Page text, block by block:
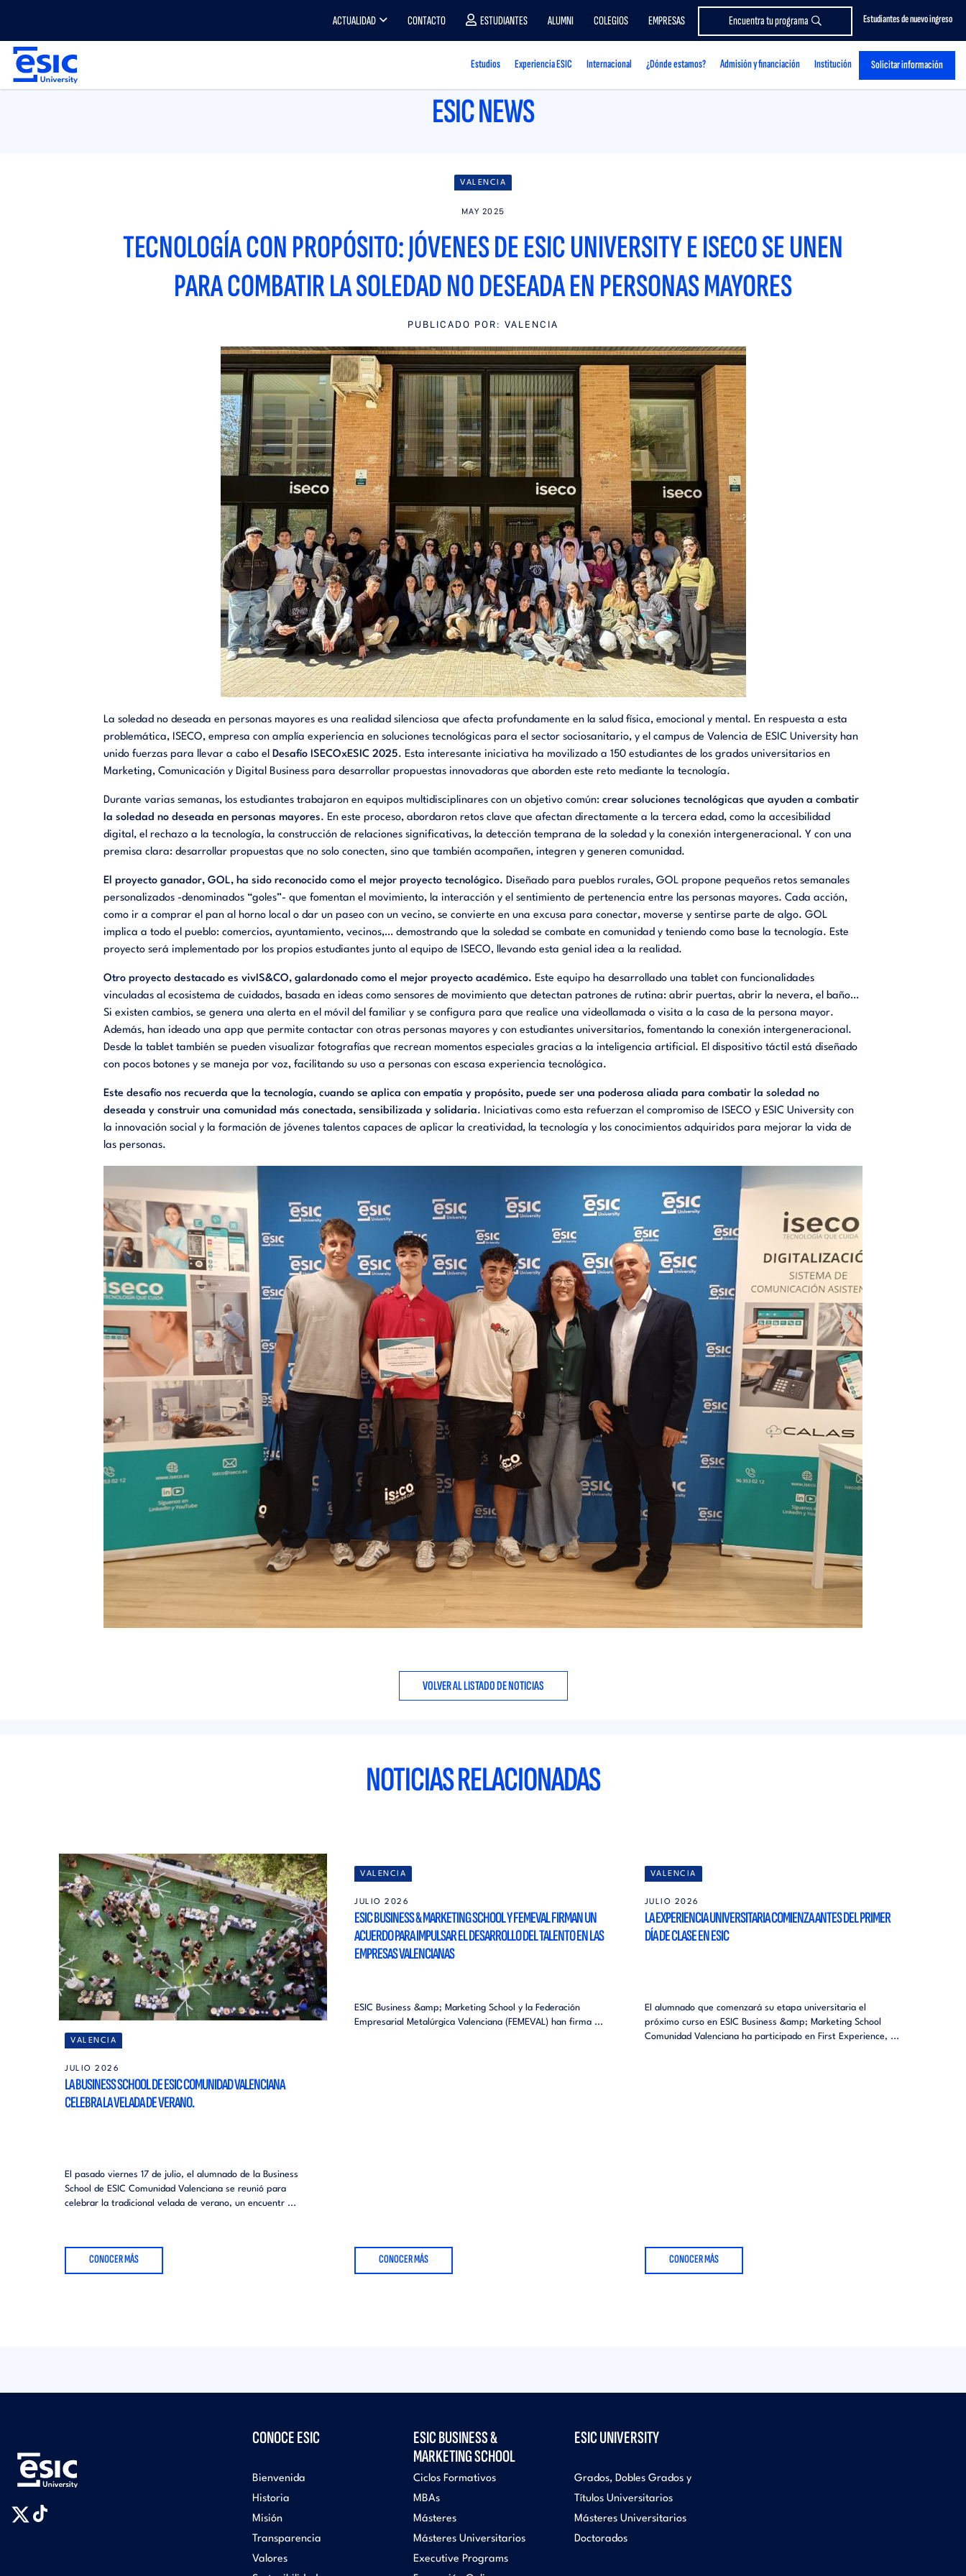
principal
Estudiantes de nuevo ingreso
ACTUALIDAD CONTACTO ESTUDIANTES ALUMNI COLEGIOS EMPRESAS Encuentra tu programa
Estudios Experiencia ESIC Internacional ¿Dónde estamos? Admisión y financiación Institución Solicitar información
ESIC NEWS
VALENCIA
MAY 2025
TECNOLOGÍA CON PROPÓSITO: JÓVENES DE ESIC UNIVERSITY E ISECO SE UNEN
PARA COMBATIR LA SOLEDAD NO DESEADA EN PERSONAS MAYORES
PUBLICADO POR: VALENCIA
La soledad no deseada en personas mayores es una realidad silenciosa que afecta profundamente en la salud física, emocional y mental. En respuesta a esta
problemática, ISECO, empresa con amplía experiencia en soluciones tecnológicas para el sector sociosanitario, y el campus de Valencia de ESIC University han
unido fuerzas para llevar a cabo el Desafío ISECOxESIC 2025. Esta interesante iniciativa ha movilizado a 150 estudiantes de los grados universitarios en
Marketing, Comunicación y Digital Business para desarrollar propuestas innovadoras que aborden este reto mediante la tecnología.
Durante varias semanas, los estudiantes trabajaron en equipos multidisciplinares con un objetivo común: crear soluciones tecnológicas que ayuden a combatir
la soledad no deseada en personas mayores. En este proceso, abordaron retos clave que afectan directamente a la tercera edad, como la accesibilidad
digital, el rechazo a la tecnología, la construcción de relaciones significativas, la detección temprana de la soledad y la conexión intergeneracional. Y con una
premisa clara: desarrollar propuestas que no solo conecten, sino que también acompañen, integren y generen comunidad.
El proyecto ganador, GOL, ha sido reconocido como el mejor proyecto tecnológico. Diseñado para pueblos rurales, GOL propone pequeños retos semanales
personalizados -denominados “goles”- que fomentan el movimiento, la interacción y el sentimiento de pertenencia entre las personas mayores. Cada acción,
como ir a comprar el pan al horno local o dar un paseo con un vecino, se convierte en una excusa para conectar, moverse y sentirse parte de algo. GOL
implica a todo el pueblo: comercios, ayuntamiento, vecinos,… demostrando que la soledad se combate en comunidad y teniendo como base la tecnología. Este
proyecto será implementado por los propios estudiantes junto al equipo de ISECO, llevando esta genial idea a la realidad.
Otro proyecto destacado es vivIS&CO, galardonado como el mejor proyecto académico. Este equipo ha desarrollado una tablet con funcionalidades
vinculadas al ecosistema de cuidados, basada en ideas como sensores de movimiento que detectan patrones de rutina: abrir puertas, abrir la nevera, el baño…
Si existen cambios, se genera una alerta en el móvil del familiar y se configura para que realice una videollamada o visita a la casa de la persona mayor.
Además, han ideado una app que permite contactar con otras personas mayores y con estudiantes universitarios, fomentando la conexión intergeneracional.
Desde la tablet también se pueden visualizar fotografías que recrean momentos especiales gracias a la inteligencia artificial. El dispositivo táctil está diseñado
con pocos botones y se maneja por voz, facilitando su uso a personas con escasa experiencia tecnológica.
Este desafío nos recuerda que la tecnología, cuando se aplica con empatía y propósito, puede ser una poderosa aliada para combatir la soledad no
deseada y construir una comunidad más conectada, sensibilizada y solidaria. Iniciativas como esta refuerzan el compromiso de ISECO y ESIC University con
la innovación social y la formación de jóvenes talentos capaces de aplicar la creatividad, la tecnología y los conocimientos adquiridos para mejorar la vida de
las personas.
VOLVER AL LISTADO DE NOTICIAS
NOTICIAS RELACIONADAS
VALENCIA
JULIO 2026
LA BUSINESS SCHOOL DE ESIC COMUNIDAD VALENCIANA
CELEBRA LA VELADA DE VERANO.
El pasado viernes 17 de julio, el alumnado de la Business
School de ESIC Comunidad Valenciana se reunió para
celebrar la tradicional velada de verano, un encuentr ...
CONOCER MÁS
VALENCIA
JULIO 2026
ESIC BUSINESS & MARKETING SCHOOL Y FEMEVAL FIRMAN UN
ACUERDO PARA IMPULSAR EL DESARROLLO DEL TALENTO EN LAS
EMPRESAS VALENCIANAS
ESIC Business &amp; Marketing School y la Federación
Empresarial Metalúrgica Valenciana (FEMEVAL) han firma ...
CONOCER MÁS
VALENCIA
JULIO 2026
LA EXPERIENCIA UNIVERSITARIA COMIENZA ANTES DEL PRIMER
DÍA DE CLASE EN ESIC
El alumnado que comenzará su etapa universitaria el
próximo curso en ESIC Business &amp; Marketing School
Comunidad Valenciana ha participado en First Experience, ...
CONOCER MÁS
CONOCE ESIC
Bienvenida
Historia
Misión
Transparencia
Valores
ESIC BUSINESS &
MARKETING SCHOOL
Ciclos Formativos
MBAs
Másteres
Másteres Universitarios
Executive Programs
ESIC UNIVERSITY
Grados, Dobles Grados y
Títulos Universitarios
Másteres Universitarios
Doctorados